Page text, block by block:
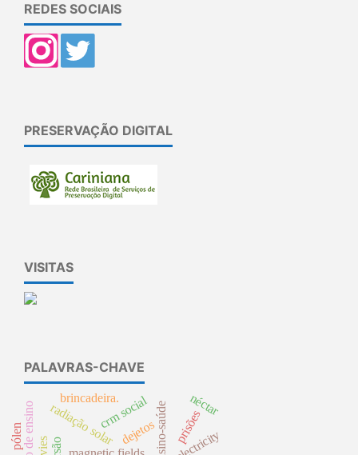
REDES SOCIAIS
PRESERVAÇÃO DIGITAL
VISITAS
PALAVRAS-CHAVE
radiação solarcrm social
dejetos
brincadeira.
electricity
prisões
néctar
pólen